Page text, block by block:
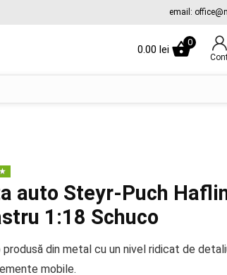
email:
0.00 lei
0
auto Steyr-Puch
1:18 Schuco
produsă din metal cu un nivel ridicat de
mobile.